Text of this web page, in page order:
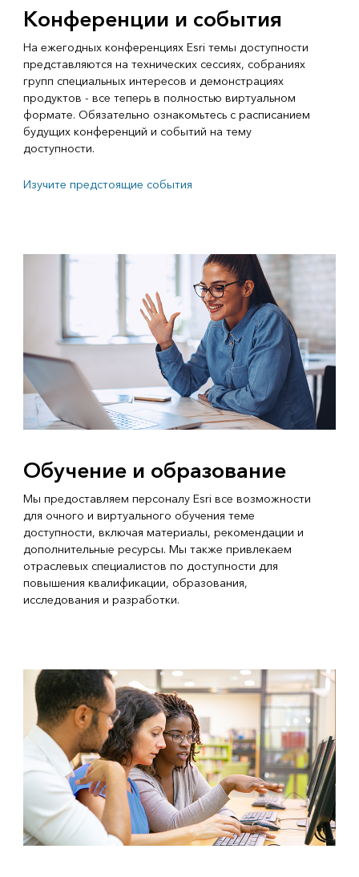
Конференции и события
На ежегодных конференциях Esri темы доступности
представляются на технических сессиях, собраниях
групп специальных интересов и демонстрациях
продуктов - все теперь в полностью виртуальном
формате. Обязательно ознакомьтесь с расписанием
будущих конференций и событий на тему
доступности.
Изучите предстоящие события
Обучение и образование
Мы предоставляем персоналу Esri все возможности
для очного и виртуального обучения теме
доступности, включая материалы, рекомендации и
дополнительные ресурсы. Мы также привлекаем
отраслевых специалистов по доступности для
повышения квалификации, образования,
исследования и разработки.